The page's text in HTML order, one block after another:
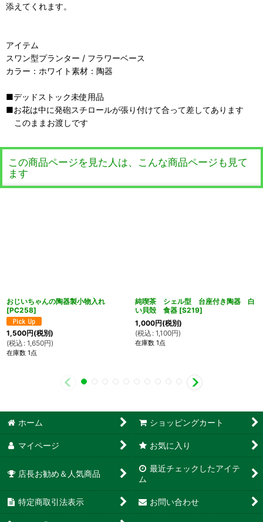
添えてくれます。
アイテム
スワン型プランター / フラワーベース
カラー：ホワイト素材：陶器
■デッドストック未使用品
■お花は中に発砲スチロールが張り付けて合って差してあります
このままお渡しです
この商品ページを見た人は、こんな商品ページも見て
ます
おじいちゃんの陶器製小物入れ
[PC258]
1,500円(税別)
(税込 : 1,650円)
在庫数 1点
純喫茶 シェル型 台座付き陶器 白
い貝殻 食器 [S219]
1,000円(税別)
(税込 : 1,100円)
在庫数 1点
ホーム ショッピングカート
マイページ お気に入り
店長お勧め＆人気商品
最近チェックしたアイテ
ム
特定商取引法表示 お問い合わせ